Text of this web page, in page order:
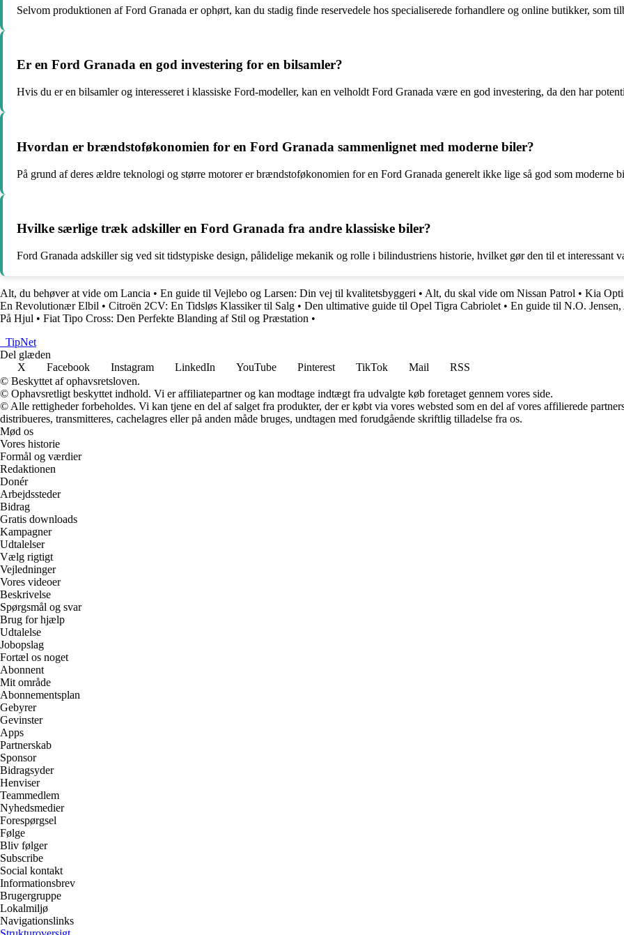
Selvom produktionen af Ford Granada er ophørt, kan du stadig finde reservedele hos specialiserede forhandlere og online butikker, som
Er en Ford Granada en god investering for en bilsamler?
Hvis du er en bilsamler og interesseret i klassiske Ford-modeller, kan en velholdt Ford Granada være en god investering, da den har
Hvordan er brændstoføkonomien for en Ford Granada sammenlignet med moderne biler?
På grund af deres ældre teknologi og større motorer er brændstoføkonomien for en Ford Granada generelt ikke lige så god som moderne
Hvilke særlige træk adskiller en Ford Granada fra andre klassiske biler?
Ford Granada adskiller sig ved sit tidstypiske design, pålidelige mekanik og rolle i bilindustriens historie, hvilket gør den til et interessant
Alt, du behøver at vide om Lancia • En guide til Vejlebo og Larsen: Din vej til kvalitetsbyggeri • Alt, du skal vide om Nissan Patrol • Kia
En Revolutionær Elbil • Citroën 2CV: En Tidsløs Klassiker til Salg • Den ultimative guide til Opel Tigra Cabriolet • En guide til N.O.
På Hjul • Fiat Tipo Cross: Den Perfekte Blanding af Stil og Præstation •
TipNet
Del glæden
X
Facebook Instagram LinkedIn YouTube Pinterest TikTok Mail
RSS
© Beskyttet af ophavsretsloven.
© Ophavsretligt beskyttet indhold. Vi er affiliatepartner og kan modtage indtægt fra udvalgte køb foretaget gennem vores side.
© Alle rettigheder forbeholdes. Vi kan tjene en del af salget fra produkter, der er købt via vores websted som en del af vores affilierede
distribueres, transmitteres, cachelagres eller på anden måde bruges, undtagen med forudgående skriftlig tilladelse fra os.
Mød os
Vores historie
Formål og værdier
Redaktionen
Donér
Arbejdssteder
Bidrag
Gratis downloads
Kampagner
Udtalelser
Vælg rigtigt
Vejledninger
Vores videoer
Beskrivelse
Spørgsmål og svar
Brug for hjælp
Udtalelse
Jobopslag
Fortæl os noget
Abonnent
Mit område
Abonnementsplan
Gebyrer
Gevinster
Apps
Partnerskab
Sponsor
Bidragsyder
Henviser
Teammedlem
Nyhedsmedier
Forespørgsel
Følge
Bliv følger
Subscribe
Social kontakt
Informationsbrev
Brugergruppe
Lokalmiljø
Navigationslinks